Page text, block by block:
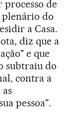
processo de
plenário do
a Casa.
diz que a
e que
subtraiu do
contra a
pessoa".